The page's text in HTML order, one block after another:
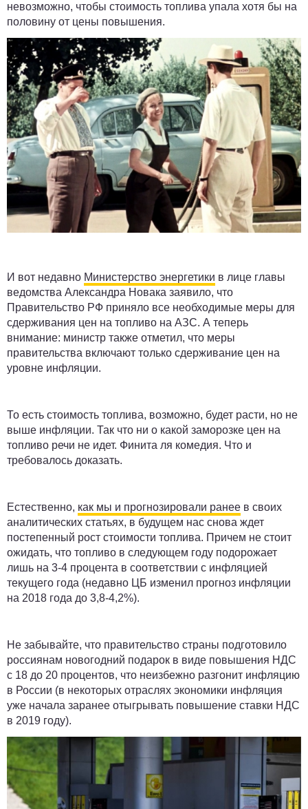
невозможно, чтобы стоимость топлива упала хотя бы на
половину от цены повышения.
И вот недавно Министерство энергетики в лице главы
ведомства Александра Новака заявило, что
Правительство РФ приняло все необходимые меры для
сдерживания цен на топливо на АЗС. А теперь
внимание: министр также отметил, что меры
правительства включают только сдерживание цен на
уровне инфляции.
То есть стоимость топлива, возможно, будет расти, но не
выше инфляции. Так что ни о какой заморозке цен на
топливо речи не идет. Финита ля комедия. Что и
требовалось доказать.
Естественно, как мы и прогнозировали ранее в своих
аналитических статьях, в будущем нас снова ждет
постепенный рост стоимости топлива. Причем не стоит
ожидать, что топливо в следующем году подорожает
лишь на 3-4 процента в соответствии с инфляцией
текущего года (недавно ЦБ изменил прогноз инфляции
на 2018 года до 3,8-4,2%).
Не забывайте, что правительство страны подготовило
россиянам новогодний подарок в виде повышения НДС
с 18 до 20 процентов, что неизбежно разгонит инфляцию
в России (в некоторых отраслях экономики инфляция
уже начала заранее отыгрывать повышение ставки НДС
в 2019 году).